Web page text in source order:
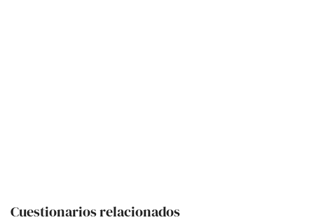
Cuestionarios relacionados